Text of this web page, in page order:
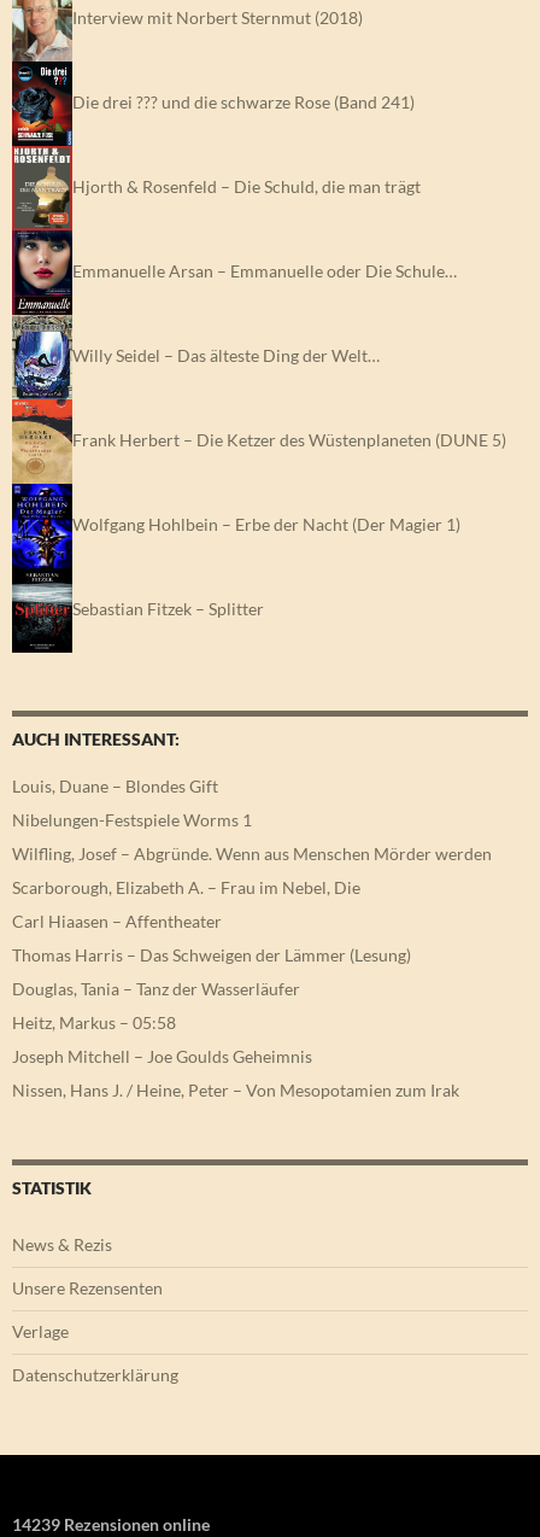
Interview mit Norbert Sternmut (2018)
Die drei ??? und die schwarze Rose (Band 241)
Hjorth & Rosenfeld – Die Schuld, die man trägt
Emmanuelle Arsan – Emmanuelle oder Die Schule…
Willy Seidel – Das älteste Ding der Welt…
Frank Herbert – Die Ketzer des Wüstenplaneten (DUNE 5)
Wolfgang Hohlbein – Erbe der Nacht (Der Magier 1)
Sebastian Fitzek – Splitter
AUCH INTERESSANT:
Louis, Duane – Blondes Gift
Nibelungen-Festspiele Worms 1
Wilfling, Josef – Abgründe. Wenn aus Menschen Mörder werden
Scarborough, Elizabeth A. – Frau im Nebel, Die
Carl Hiaasen – Affentheater
Thomas Harris – Das Schweigen der Lämmer (Lesung)
Douglas, Tania – Tanz der Wasserläufer
Heitz, Markus – 05:58
Joseph Mitchell – Joe Goulds Geheimnis
Nissen, Hans J. / Heine, Peter – Von Mesopotamien zum Irak
STATISTIK
News & Rezis
Unsere Rezensenten
Verlage
Datenschutzerklärung
14239 Rezensionen online